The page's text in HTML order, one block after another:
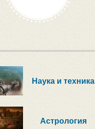
Наука и техника
Астрология